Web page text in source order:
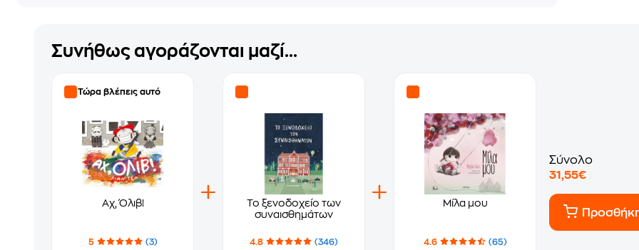
Συνήθως αγοράζονται μαζί...
Τώρα βλέπεις αυτό
Αχ, Όλιβ!
5
(3)
Το ξενοδοχείο των
συναισθημάτων
4.8
(346)
Μίλα μου
4.6
(65)
Σύνολο
31,55€